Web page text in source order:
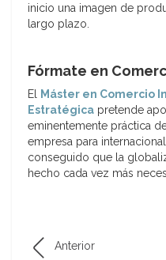
inicio una imagen de
largo plazo.
Fórmate en
El Máster en Comercio
Estratégica pretende
eminentemente práctica
empresa para
conseguido que la
hecho cada vez más
Anterior